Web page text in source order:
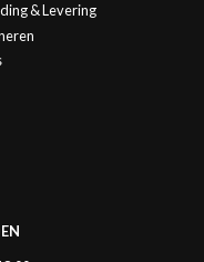
& Levering